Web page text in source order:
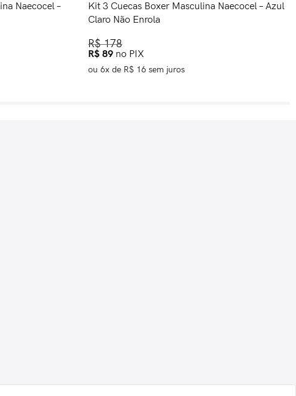
Naecocel –
Kit 3 Cuecas Boxer Masculina Naecocel – Azul
Claro Não Enrola
R$178
R$ 89 no PIX
ou 6x de R$ 16 sem juros